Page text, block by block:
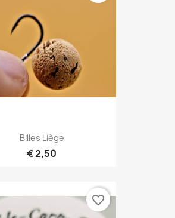
Billes Liège
€ 2,50
favorite_border